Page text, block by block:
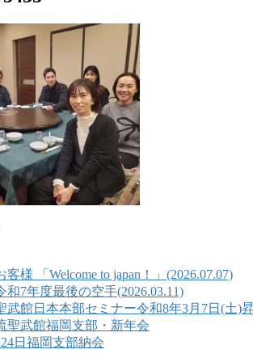
様 「Welcome to japan！」(2026.07.07)
和7年度最後の空手(2026.03.11)
武館日本本部セミナー令和8年3月7日(土)
聖武館福岡支部・新年会
日福岡支部納会